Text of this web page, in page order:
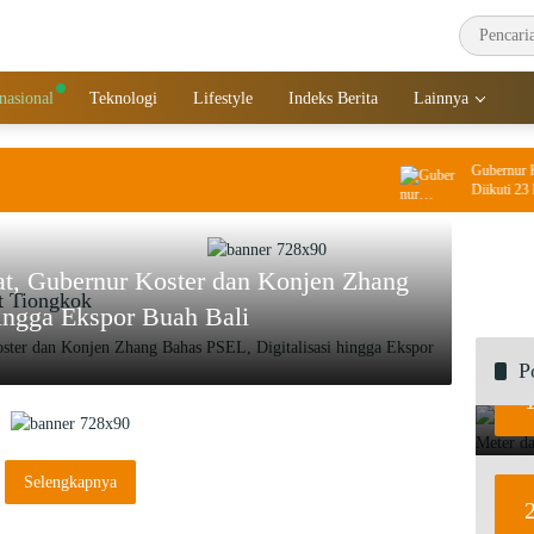
Teknologi Lifestyle Indeks Berita Lainnya
Gubernur
Diikuti 23
IKM/UMKM
Tiongkok
Gubernur Koster dan Konjen Zhang
Ekspor Buah Bali
Selengkapnya
2